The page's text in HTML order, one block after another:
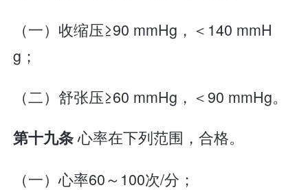
（一）收缩压≥90 mmHg，＜140 mmH
g；
（二）舒张压≥60 mmHg，＜90 mmHg。
第十九条心率在下列范围，合格。
（一）心率60～100次/分；